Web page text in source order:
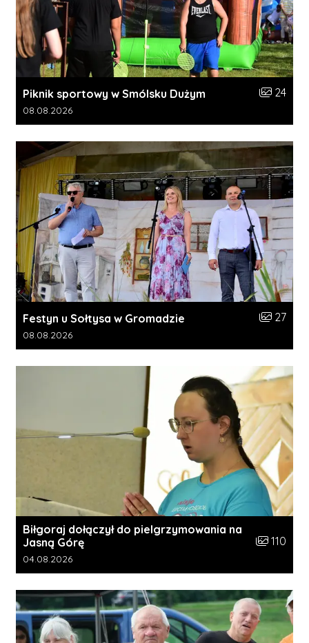
Piknik sportowy w Smólsku Dużym Liczba
24
Data dodania galerii:
08.08.2026
Festyn u Sołtysa w Gromadzie Liczba
27
Data dodania galerii:
08.08.2026
Biłgoraj dołączył do pielgrzymowania na
Jasną Górę
Liczba
110
Data dodania galerii:
04.08.2026